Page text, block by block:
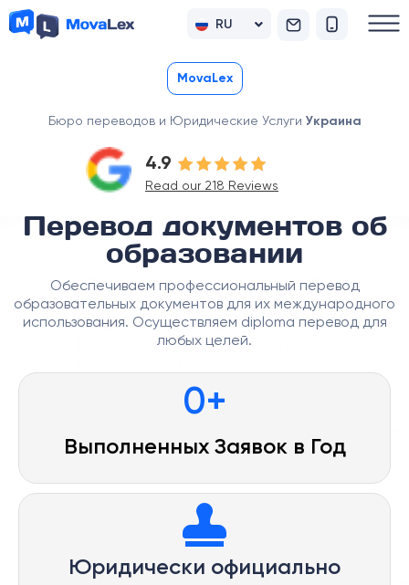
RU
UK
MovaLex
Бюро переводов и Юридические Услуги Украина
4.9
Read our 218 Reviews
Перевод документов об
образовании
Обеспечиваем профессиональный перевод
образовательных документов для их международного
использования. Осуществляем diploma перевод для
любых целей.
Выполненных Заявок в Год
0+
Юридически официально